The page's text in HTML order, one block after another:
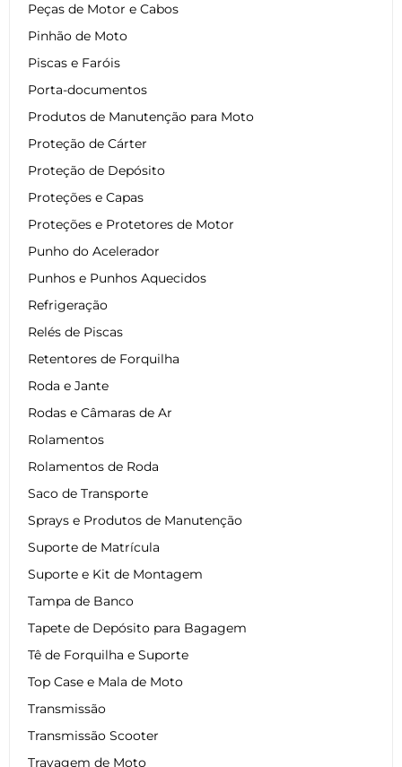
Peças de Motor e Cabos
Pinhão de Moto
Piscas e Faróis
Porta-documentos
Produtos de Manutenção para Moto
Proteção de Cárter
Proteção de Depósito
Proteções e Capas
Proteções e Protetores de Motor
Punho do Acelerador
Punhos e Punhos Aquecidos
Refrigeração
Relés de Piscas
Retentores de Forquilha
Roda e Jante
Rodas e Câmaras de Ar
Rolamentos
Rolamentos de Roda
Saco de Transporte
Sprays e Produtos de Manutenção
Suporte de Matrícula
Suporte e Kit de Montagem
Tampa de Banco
Tapete de Depósito para Bagagem
Tê de Forquilha e Suporte
Top Case e Mala de Moto
Transmissão
Transmissão Scooter
Travagem de Moto